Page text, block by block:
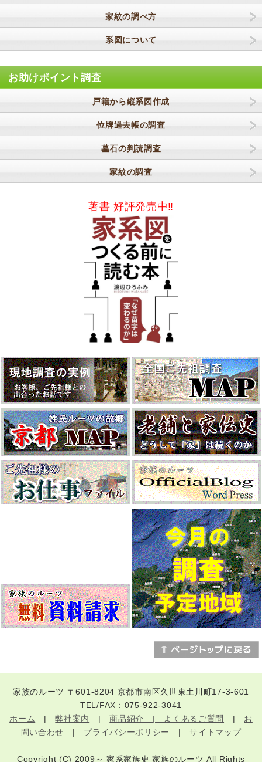
家紋の調べ方
系図について
お助けポイント調査
戸籍から縦系図作成
位牌過去帳の調査
墓石の判読調査
家紋の調査
著書 好評発売中‼
家族のルーツ 〒601-8204 京都市南区久世東土川町17-3-601
TEL/FAX：075-922-3041
ホーム
|弊社案内 |商品紹介 | よくあるご質問 | お
問い合わせ | プライバシーポリシー |サイトマップ
Copyright (C) 2009～ 家系家族史 家族のルーツ All Rights